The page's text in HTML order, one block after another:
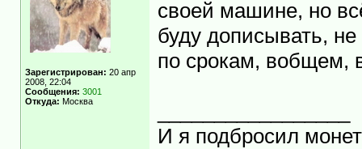
Зарегистрирован: 20 апр
2008, 22:04
Сообщения: 3001
Откуда: Москва
своей машине, но
буду дописывать,
по срокам, вобщем,
И я подбросил